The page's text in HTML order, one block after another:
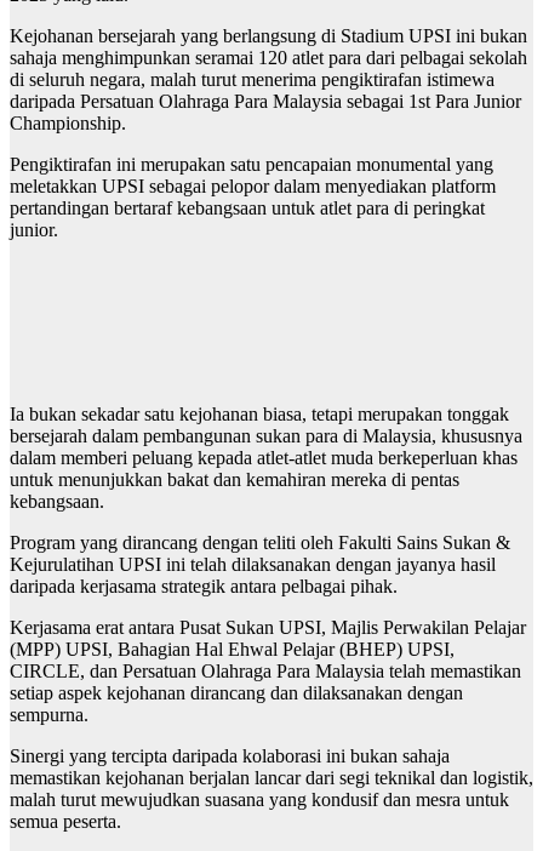
Kejohanan bersejarah yang berlangsung di Stadium UPSI ini bukan
sahaja menghimpunkan seramai 120 atlet para dari pelbagai sekolah
di seluruh negara, malah turut menerima pengiktirafan istimewa
daripada Persatuan Olahraga Para Malaysia sebagai 1st Para Junior
Championship.
Pengiktirafan ini merupakan satu pencapaian monumental yang
meletakkan UPSI sebagai pelopor dalam menyediakan platform
pertandingan bertaraf kebangsaan untuk atlet para di peringkat
junior.
Ia bukan sekadar satu kejohanan biasa, tetapi merupakan tonggak
bersejarah dalam pembangunan sukan para di Malaysia, khususnya
dalam memberi peluang kepada atlet-atlet muda berkeperluan khas
untuk menunjukkan bakat dan kemahiran mereka di pentas
kebangsaan.
Program yang dirancang dengan teliti oleh Fakulti Sains Sukan &
Kejurulatihan UPSI ini telah dilaksanakan dengan jayanya hasil
daripada kerjasama strategik antara pelbagai pihak.
Kerjasama erat antara Pusat Sukan UPSI, Majlis Perwakilan Pelajar
(MPP) UPSI, Bahagian Hal Ehwal Pelajar (BHEP) UPSI,
CIRCLE, dan Persatuan Olahraga Para Malaysia telah memastikan
setiap aspek kejohanan dirancang dan dilaksanakan dengan
sempurna.
Sinergi yang tercipta daripada kolaborasi ini bukan sahaja
memastikan kejohanan berjalan lancar dari segi teknikal dan logistik,
malah turut mewujudkan suasana yang kondusif dan mesra untuk
semua peserta.